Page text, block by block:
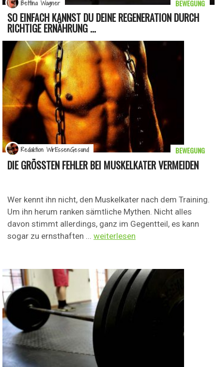
SO EINFACH KANNST DU DEINE REGENERATION DURCH
RICHTIGE ERNÄHRUNG ...
BEWEGUNG
Bettina Wagner
DIE GRÖSSTEN FEHLER BEI MUSKELKATER VERMEIDEN
Wer kennt ihn nicht, den Muskelkater nach dem Training.
Um ihn herum ranken sämtliche Mythen. Nicht alles
davon stimmt allerdings, ganz im Gegentteil, es kann
sogar zu ernsthaften ... weiterlesen
BEWEGUNG
Redaktion WirEssenGesund